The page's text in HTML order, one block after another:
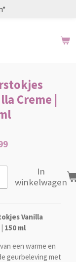
Creme |
In
winkelwagen
Vanilla
150 ml
een warme en
geurbeleving met